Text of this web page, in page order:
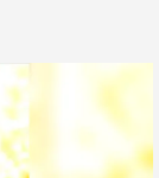
族』以来の
演の舞台裏、
また、トーク
ていく。さら